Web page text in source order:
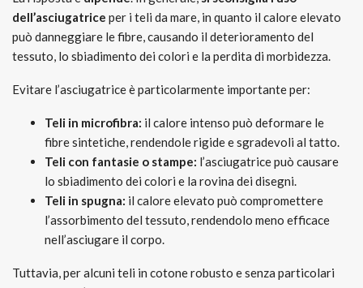
dell’asciugatrice per i teli da mare, in quanto il calore elevato
può danneggiare le fibre, causando il deterioramento del
tessuto, lo sbiadimento dei colori e la perdita di morbidezza.
Evitare l’asciugatrice è particolarmente importante per:
Teli in microfibra: il calore intenso può deformare le
fibre sintetiche, rendendole rigide e sgradevoli al tatto.
Teli con fantasie o stampe: l’asciugatrice può causare
lo sbiadimento dei colori e la rovina dei disegni.
Teli in spugna: il calore elevato può compromettere
l’assorbimento del tessuto, rendendolo meno efficace
nell’asciugare il corpo.
Tuttavia, per alcuni teli in cotone robusto e senza particolari